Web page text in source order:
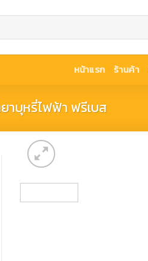
หน้าแรก ร้านค้า
าบุหรี่ไฟฟ้า ฟรีเบส